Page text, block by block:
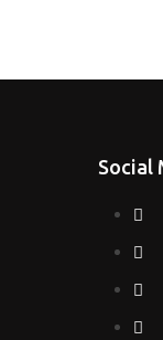
Social